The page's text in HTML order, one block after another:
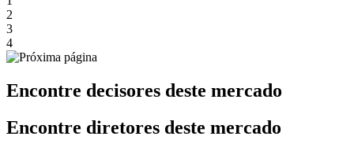
2
3
4
Encontre decisores deste mercado
Encontre diretores deste mercado